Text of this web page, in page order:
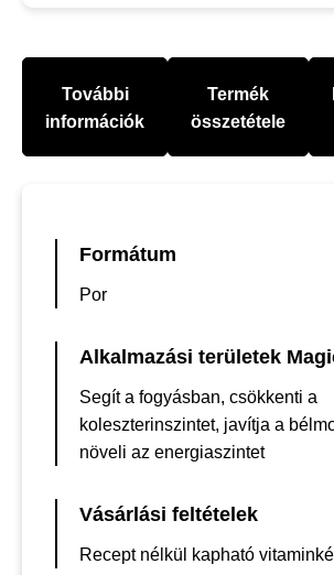
További
információk
Termék
összetétele
Formátum
Por
Alkalmazási területek
Segít a fogyásban, csökkenti a
koleszterinszintet, javítja a
növeli az energiaszintet
Vásárlási feltételek
Recept nélkül kapható